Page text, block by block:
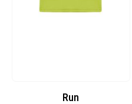
Cuffia Poliestere